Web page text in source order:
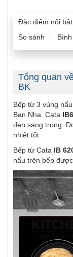
Đặc điểm nổi bật
So sánh
Tổng quan
BK
Bếp từ 3 vùng
Ban Nha. Cata
đen sang trọng.
nhiệt tốt.
Bếp từ Cata IB
nấu trên bếp